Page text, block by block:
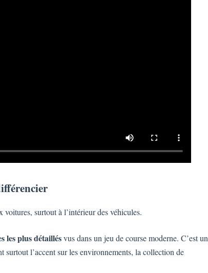
surtout à l’intérieur des véhicules.
les plus détaillésvus dans un jeu de course moderne. C’est un
l’accent sur les environnements, la collection de